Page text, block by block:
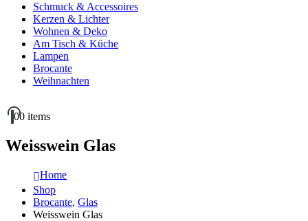
Schmuck & Accessoires
Kerzen & Lichter
Wohnen & Deko
Am Tisch & Küche
Lampen
Brocante
Weihnachten
00 items
Weisswein Glas
Home
Shop
Brocante, Glas
Weisswein Glas